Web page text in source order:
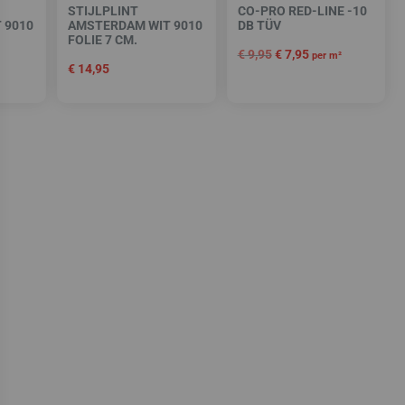
9010
STIJLPLINT
AMSTERDAM WIT 9010
FOLIE 7 CM.
€ 14,95
CO-PRO RED-LINE -10
DB TÜV
€9,95 €7,95 per m²